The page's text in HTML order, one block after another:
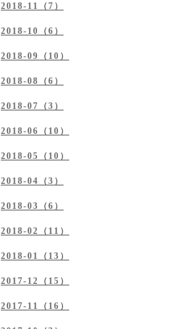
2018-11（7）
2018-10（6）
2018-09（10）
2018-08（6）
2018-07（3）
2018-06（10）
2018-05（10）
2018-04（3）
2018-03（6）
2018-02（11）
2018-01（13）
2017-12（15）
2017-11（16）